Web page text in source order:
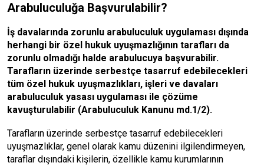
Arabuluculuğa Başvurulabilir?
İş davalarında zorunlu arabuluculuk uygulaması dışında
herhangi bir özel hukuk uyuşmazlığının tarafları da
zorunlu olmadığı halde arabulucuya başvurabilir.
Tarafların üzerinde serbestçe tasarruf edebilecekleri
tüm özel hukuk uyuşmazlıkları, işleri ve davaları
arabuluculuk yasası uygulaması ile çözüme
kavuşturulabilir (Arabuluculuk Kanunu md.1/2).
Tarafların üzerinde serbestçe tasarruf edebilecekleri
uyuşmazlıklar, genel olarak kamu düzenini ilgilendirmeyen,
taraflar dışındaki kişilerin, özellikle kamu kurumlarının